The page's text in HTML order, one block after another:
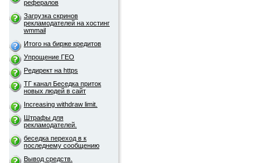
рефералов
Загрузка скринов
рекламодателей на хостинг
wmmail
Итого на бирже кредитов
Упрощение ГЕО
Редирект на https
ТГ канал Беседка приток
новых людей в сайт
Increasing withdraw limit.
Штрафы для
рекламодателей.
беседка переход в к
последнему сообщению
Вывод средств.